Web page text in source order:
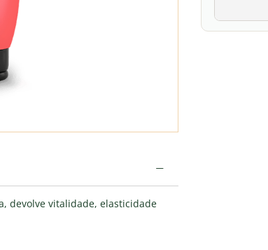
−
devolve vitalidade, elasticidade